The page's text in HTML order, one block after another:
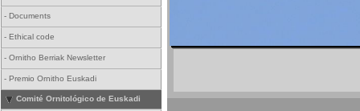
- Documents
- Ethical code
- Ornitho Berriak Newsletter
- Premio Ornitho Euskadi
Comité Ornitológico de Euskadi